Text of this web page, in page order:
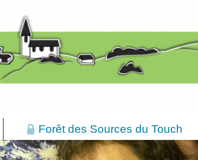
Forêt des Sources du Touch